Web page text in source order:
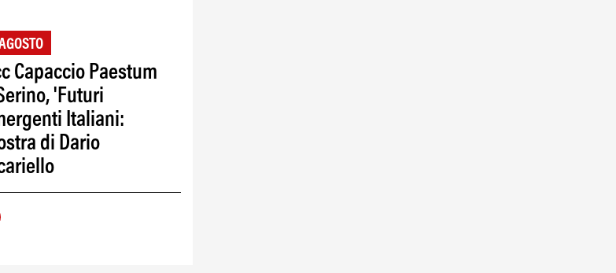
Capaccio Paestum
'Futuri
Italiani:
di Dario